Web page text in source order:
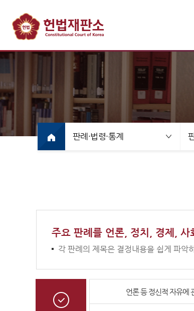
선고·변론사건
판례·법령·통계
판례·법령·통계
주요 판례를 언론, 정치, 경제,
각 판례의 제목은 결정내용을 쉽게 파악
언론 등 정신적 자유에